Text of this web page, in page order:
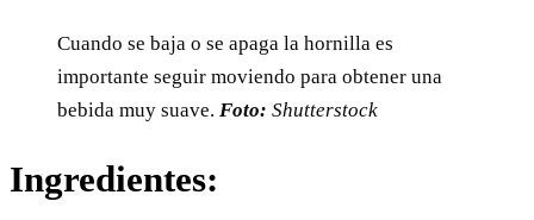
Cuando se baja o se apaga la hornilla es
importante seguir moviendo para obtener una
bebida muy suave. Foto: Shutterstock
Ingredientes: